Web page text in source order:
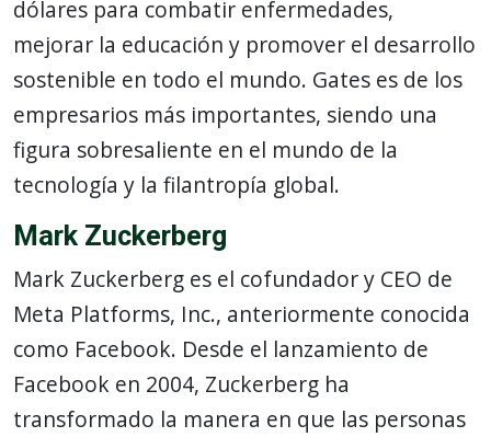
dólares para combatir enfermedades,
mejorar la educación y promover el desarrollo
sostenible en todo el mundo. Gates es de los
empresarios más importantes, siendo una
figura sobresaliente en el mundo de la
tecnología y la filantropía global.
Mark Zuckerberg
Mark Zuckerberg es el cofundador y CEO de
Meta Platforms, Inc., anteriormente conocida
como Facebook. Desde el lanzamiento de
Facebook en 2004, Zuckerberg ha
transformado la manera en que las personas